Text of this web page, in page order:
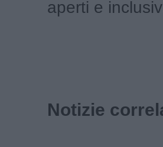
aperti e
Notizie